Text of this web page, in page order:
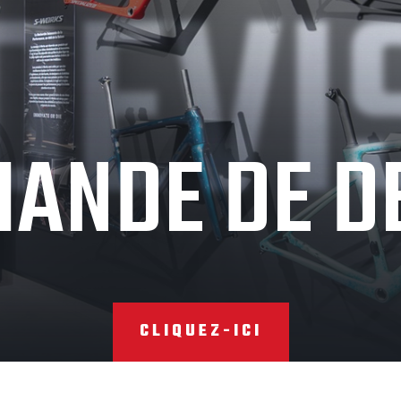
DE
CLIQUEZ-ICI